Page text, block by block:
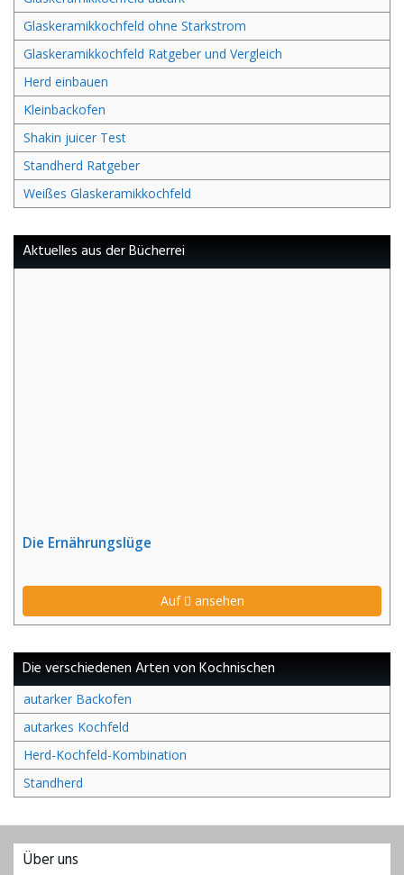
Glaskeramikkochfeld ohne Starkstrom
Glaskeramikkochfeld Ratgeber und Vergleich
Herd einbauen
Kleinbackofen
Shakin juicer Test
Standherd Ratgeber
Weißes Glaskeramikkochfeld
Aktuelles aus der Bücherrei
Die Ernährungslüge
Auf ansehen
Die verschiedenen Arten von Kochnischen
autarker Backofen
autarkes Kochfeld
Herd-Kochfeld-Kombination
Standherd
Über uns